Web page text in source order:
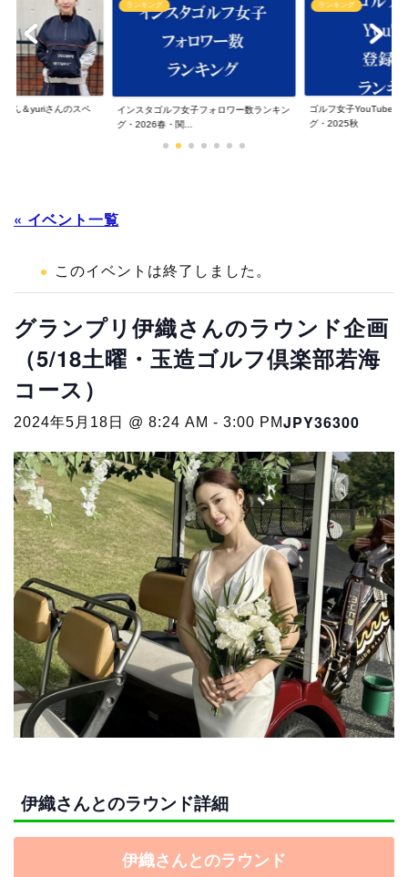
ん＆yuriさんのスペ
ランキング
インスタゴルフ女子フォロワー数ランキン
グ・2026春・関...
ランキング
ゴルフ女子YouTube登
グ・2025秋
« イベント一覧
このイベントは終了しました。
グランプリ伊織さんのラウンド企画
（5/18土曜・玉造ゴルフ倶楽部若海
コース）
2024年5月18日 @ 8:24 AM - 3:00 PMJPY36300
伊織さんとのラウンド詳細
伊織さんとのラウンド